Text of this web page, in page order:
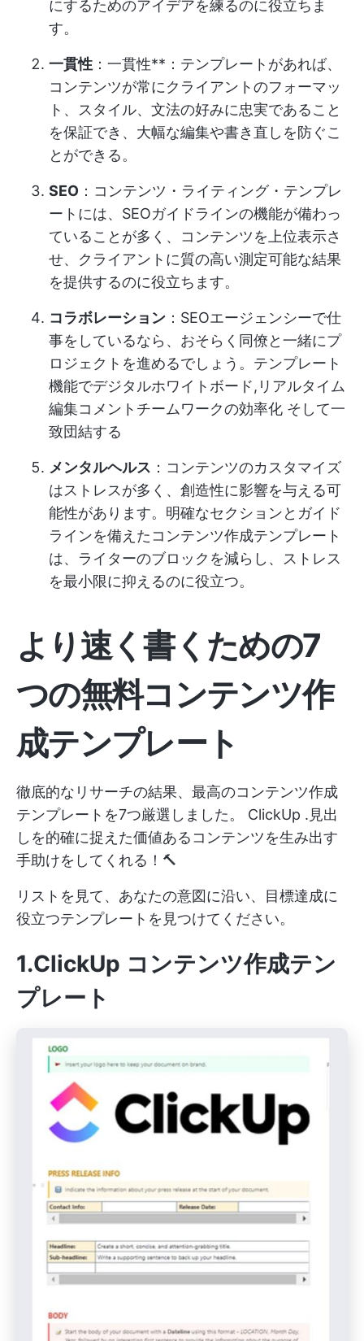
にするためのアイデアを練るのに役立ちま
す。
一貫性 ：一貫性**：テンプレートがあれば、
コンテンツが常にクライアントのフォーマッ
ト、スタイル、文法の好みに忠実であること
を保証でき、大幅な編集や書き直しを防ぐこ
とができる。
SEO ：コンテンツ・ライティング・テンプレ
ートには、SEOガイドラインの機能が備わっ
ていることが多く、コンテンツを上位表示さ
せ、クライアントに質の高い測定可能な結果
を提供するのに役立ちます。
コラボレーション ：SEOエージェンシーで仕
事をしているなら、おそらく同僚と一緒にプ
ロジェクトを進めるでしょう。テンプレート
機能でデジタルホワイトボード, リアルタイム
編集コメント チームワークの効率化 そして一
致団結する
メンタルヘルス ：コンテンツのカスタマイズ
はストレスが多く、創造性に影響を与える可
能性があります。明確なセクションとガイド
ラインを備えたコンテンツ作成テンプレート
は、ライターのブロックを減らし、ストレス
を最小限に抑えるのに役立つ。
より速く書くための7
つの無料コンテンツ作
成テンプレート
徹底的なリサーチの結果、最高のコンテンツ作成
テンプレートを7つ厳選しました。 ClickUp .見出
しを的確に捉えた価値あるコンテンツを生み出す
手助けをしてくれる！🔨
リストを見て、あなたの意図に沿い、目標達成に
役立つテンプレートを見つけてください。
1.ClickUp コンテンツ作成テン
プレート